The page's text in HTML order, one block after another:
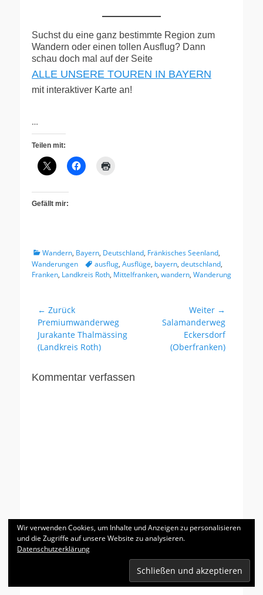
Suchst du eine ganz bestimmte Region zum
Wandern oder einen tollen Ausflug? Dann
schau doch mal auf der Seite
ALLE UNSERE TOUREN IN BAYERN
mit interaktiver Karte an!
…
Teilen mit:
Gefällt mir:
Kategorien
Wandern, Bayern, Deutschland, Fränkisches Seenland,
Wanderungen
Tagsausflug, Ausflüge, bayern, deutschland,
Franken, Landkreis Roth, Mittelfranken, wandern, Wanderung
Beitragsnavigation
← Zurück
Vorhergehender
Beitrag:
Premiumwanderweg
Jurakante Thalmässing
(Landkreis Roth)
Weiter →
NächsterSalamanderweg
Eckersdorf
(Oberfranken)
Kommentar verfassen
Wir verwenden Cookies, um Inhalte und Anzeigen zu personalisieren
und die Zugriffe auf unsere Website zu analysieren.
Datenschutzerklärung